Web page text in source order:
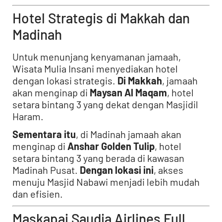
Hotel Strategis di Makkah dan
Madinah
Untuk menunjang kenyamanan jamaah,
Wisata Mulia Insani menyediakan hotel
dengan lokasi strategis. Di Makkah, jamaah
akan menginap di Maysan Al Maqam, hotel
setara bintang 3 yang dekat dengan Masjidil
Haram.
Sementara itu, di Madinah jamaah akan
menginap di Anshar Golden Tulip, hotel
setara bintang 3 yang berada di kawasan
Madinah Pusat. Dengan lokasi ini, akses
menuju Masjid Nabawi menjadi lebih mudah
dan efisien.
Maskapai Saudia Airlines Full